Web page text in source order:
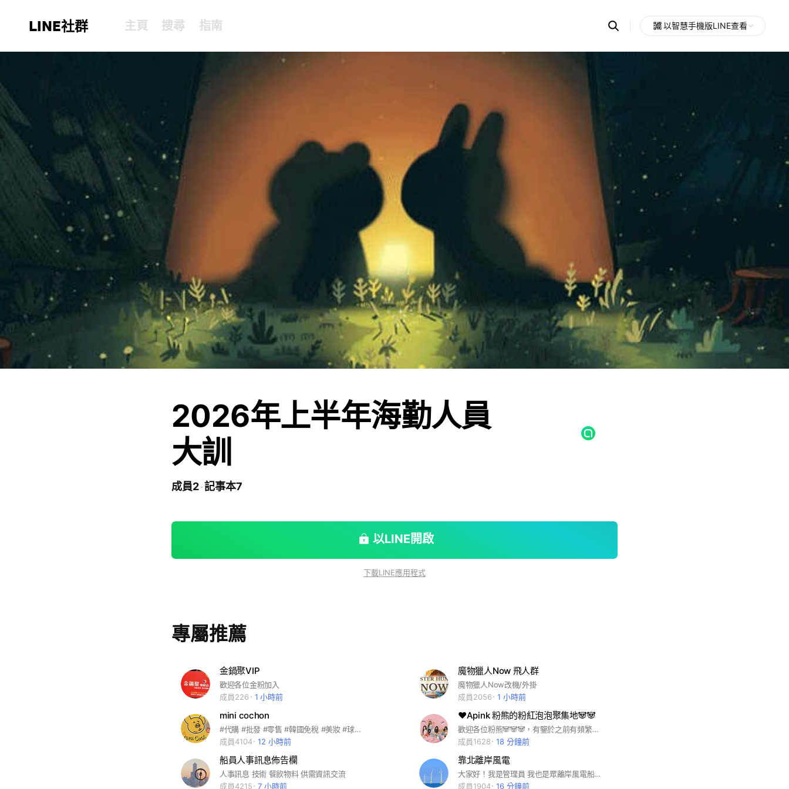
LINE社群 主頁 搜尋 指南 Search
OpenChats
messages
search
以智慧手機版LINE查看
2026年上半年海勤人員
大訓
成員2 記事本7
以LINE開啟
下載LINE應用程式
專屬推薦
金鍋聚VIP
歡迎各位金粉加入
成員226
1 小時前
魔物獵人Now 飛人群
魔物獵人Now改機/外掛
成員2056
1 小時前
mini cochon
#代購 #批發 #零售 #韓國免稅 #美妝 #球鞋代購 #各國皆有配合買手 歡迎詢問批發 零售 FB社團：mini cochon
成員4104
12 小時前
❤️Apink 粉熊的粉紅泡泡聚集地🐼🐼
歡迎各位粉熊🐼🐼🐼，有鑒於之前有頻繁的騷擾事件，所以有加密（提示：忙內是那首歌的舞蹈蹲不下去）❤️❤️❤️🎀🎀🎀
成員1628
18 分鐘前
船員人事訊息佈告欄
人事訊息 技術 餐飲物料 供需資訊交流
成員4215
7 小時前
靠北離岸風電
大家好！我是管理員 我也是眾離岸風電船的一顆螺絲 我能體會您所想 所思 所需 歡迎各位加入靠北離岸風電大家庭 本群宗旨 1.言論相對自由 2.秉持著公平公正公開正義 減少謾罵 3.踢爆邪惡船東 4.提升離岸船員工資水平 5.交換就業資訊 6.禁止早安圖 問候 色情等 如有發現 一律踢出 結論 跑離岸風電就是為了比遠洋爽能天天上網有錢賺 人人都想吃雞腿 有靠北才會進步 讓我們一起鞭策邪惡租方與慣老闆 提升整體就業環境 歡迎各位檢舉破壞和諧的頑劣份子 祝各位2022都能步步高升穩定工作 #歡迎航海界各位風電先進夥伴加入 #離岸風電 #風力發電 #船員 #商船 #跑船 #海事工程 #工程船 #CTV #SOV #AHT #DP #DPO
成員1904
16 分鐘前